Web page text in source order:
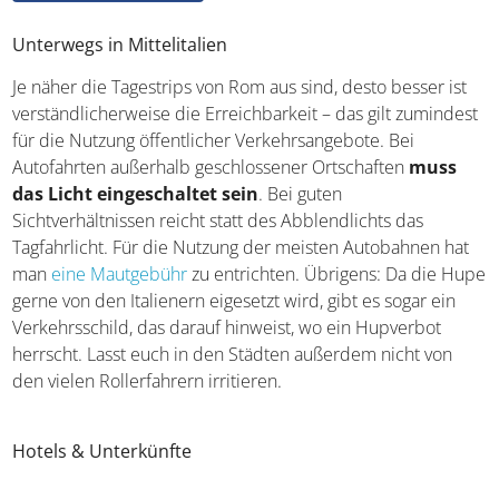
Unterwegs in Mittelitalien
Je näher die Tagestrips von Rom aus sind, desto besser ist
verständlicherweise die Erreichbarkeit – das gilt zumindest
für die Nutzung öffentlicher Verkehrsangebote. Bei
Autofahrten außerhalb geschlossener Ortschaften muss
das Licht eingeschaltet sein. Bei guten
Sichtverhältnissen reicht statt des Abblendlichts das
Tagfahrlicht. Für die Nutzung der meisten Autobahnen hat
man eine Mautgebührzu entrichten. Übrigens: Da die Hupe
gerne von den Italienern eigesetzt wird, gibt es sogar ein
Verkehrsschild, das darauf hinweist, wo ein Hupverbot
herrscht. Lasst euch in den Städten außerdem nicht von
den vielen Rollerfahrern irritieren.
Hotels & Unterkünfte